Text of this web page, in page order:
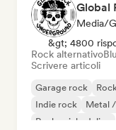
Global
Media/
&gt; 4800
Rock alternativo
Scrivere articoli
Garage rock
Indie rock
Metal
Rock psichedelico